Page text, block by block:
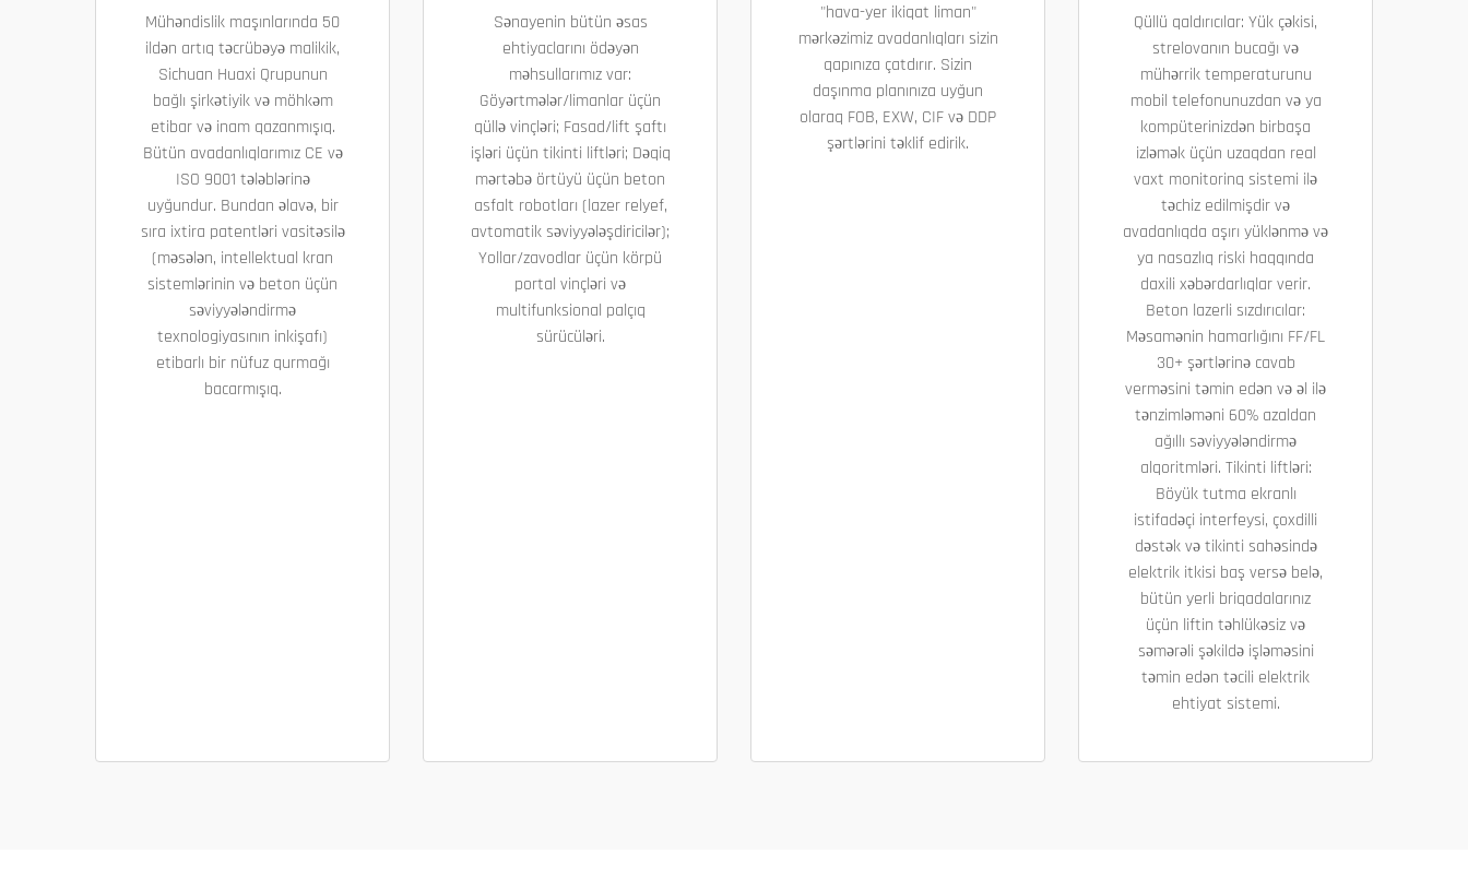
Mühəndislik maşınlarında 50
ildən artıq təcrübəyə malikik,
Sichuan Huaxi Qrupunun
bağlı şirkətiyik və möhkəm
etibar və inam qazanmışıq.
Bütün avadanlıqlarımız CE və
ISO 9001 tələblərinə
uyğundur. Bundan əlavə, bir
sıra ixtira patentləri vasitəsilə
(məsələn, intellektual kran
sistemlərinin və beton üçün
səviyyələndirmə
texnologiyasının inkişafı)
etibarlı bir nüfuz qurmağı
bacarmışıq.
Sənayenin bütün əsas
ehtiyaclarını ödəyən
məhsullarımız var:
Göyərtmələr/limanlar üçün
qüllə vinçləri; Fasad/lift şaftı
işləri üçün tikinti liftləri; Dəqiq
mərtəbə örtüyü üçün beton
asfalt robotları (lazer relyef,
avtomatik səviyyələşdiricilər);
Yollar/zavodlar üçün körpü
portal vinçləri və
multifunksional palçıq
sürücüləri.
"hava-yer ikiqat liman"
mərkəzimiz avadanlıqları sizin
qapınıza çatdırır. Sizin
daşınma planınıza uyğun
olaraq FOB, EXW, CIF və DDP
şərtlərini təklif edirik.
Qüllü qaldırıcılar: Yük çəkisi,
strelovanın bucağı və
mühərrik temperaturunu
mobil telefonunuzdan və ya
kompüterinizdən birbaşa
izləmək üçün uzaqdan real
vaxt monitorinq sistemi ilə
təchiz edilmişdir və
avadanlıqda aşırı yüklənmə və
ya nasazlıq riski haqqında
daxili xəbərdarlıqlar verir.
Beton lazerli sızdırıcılar:
Məsamənin hamarlığını FF/FL
30+ şərtlərinə cavab
verməsini təmin edən və əl ilə
tənzimləməni 60% azaldan
ağıllı səviyyələndirmə
alqoritmləri. Tikinti liftləri:
Böyük tutma ekranlı
istifadəçi interfeysi, çoxdilli
dəstək və tikinti sahəsində
elektrik itkisi baş versə belə,
bütün yerli briqadalarınız
üçün liftin təhlükəsiz və
səmərəli şəkildə işləməsini
təmin edən təcili elektrik
ehtiyat sistemi.